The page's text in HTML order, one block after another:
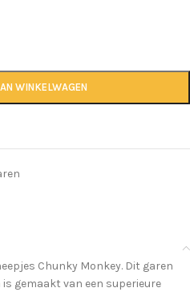
WINKELWAGEN
Chunky Monkey. Dit garen
gemaakt van een superieure